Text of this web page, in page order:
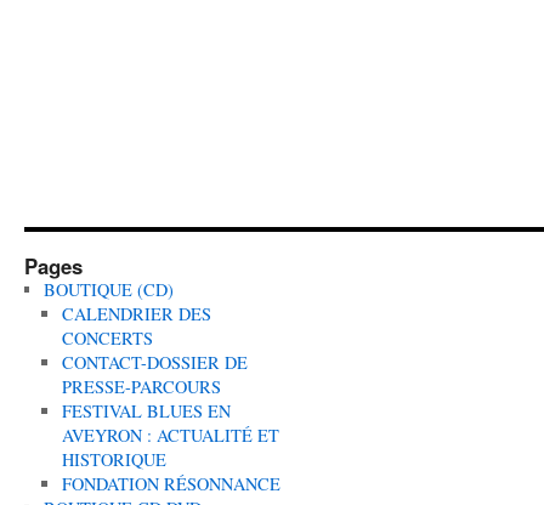
Pages
BOUTIQUE (CD)
CALENDRIER DES
CONCERTS
CONTACT-DOSSIER DE
PRESSE-PARCOURS
FESTIVAL BLUES EN
AVEYRON : ACTUALITÉ ET
HISTORIQUE
FONDATION RÉSONNANCE